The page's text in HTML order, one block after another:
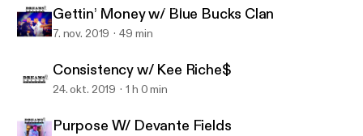
Dreams Souled Podcast
Gettin’ Money w/ Blue Bucks Clan
7. nov. 2019 49 min
Consistency w/ Kee Riche$
24. okt. 2019 1 h 0 min
Purpose W/ Devante Fields